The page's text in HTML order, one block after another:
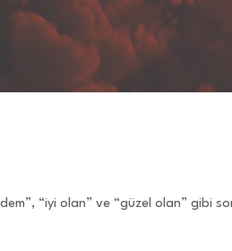
“iyi olan” ve “güzel olan” gibi